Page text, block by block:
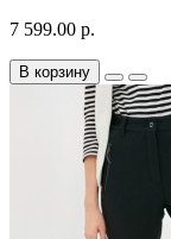
7 599.00 р.
В корзину